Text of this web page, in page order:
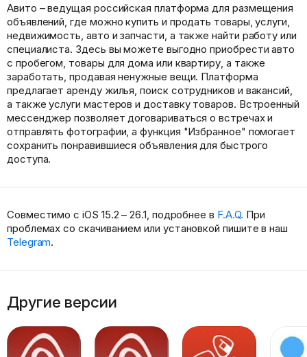
Авито – ведущая российская платформа для размещения
объявлений, где можно купить и продать товары, услуги,
недвижимость, авто и запчасти, а также найти работу или
специалиста. Здесь вы можете выгодно приобрести авто
с пробегом, товары для дома или квартиру, а также
заработать, продавая ненужные вещи. Платформа
предлагает аренду жилья, поиск сотрудников и вакансий,
а также услуги мастеров и доставку товаров. Встроенный
мессенджер позволяет договариваться о встречах и
отправлять фотографии, а функция "Избранное" помогает
сохранить понравившиеся объявления для быстрого
доступа.
Совместимо с iOS 15.2 – 26.1, подробнее в F.A.Q. При
проблемах со скачиванием или установкой пишите в наш
Telegram.
Другие версии